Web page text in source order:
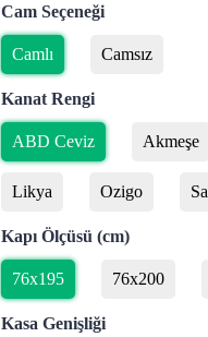
Cam Seçeneği
Camlı Camsız
Kanat Rengi
ABD Ceviz Akmeşe
Likya Ozigo
Kapı Ölçüsü (cm)
76x195 76x200
Kasa Genişliği